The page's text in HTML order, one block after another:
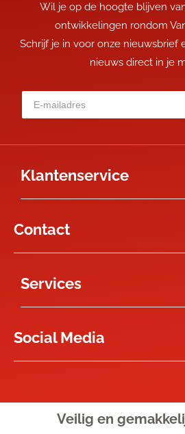
Wil je op de hoogte blijven
ontwikkelingen rondom
Schrijf je in voor onze nieuwsbrief
nieuws direct in je
Klantenservice
Contact
Services
Social Media
Veilig en